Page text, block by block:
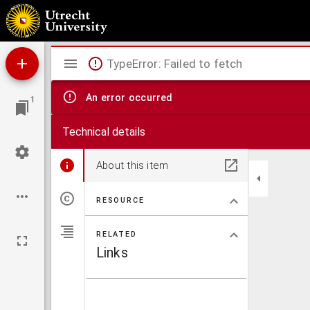
Collection de feu m. F.H.M. Post, collection J. Steffelaar & autres : tableaux
P.C.L. Eikendal, notaire, sous la direction de m. H.G. Tersteeg, Plaats 20 - La Haye.
1
Mirador
viewer
TypeError: Failed to fetch
An error occurred
Technical details
About this item
RESOURCE
RELATED
Links